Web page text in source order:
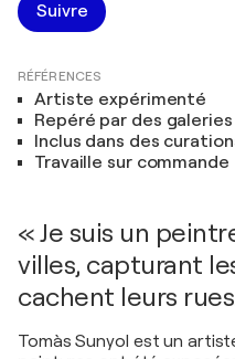
Suivre
RÉFÉRENCES
Artiste expérimenté
Repéré par des
Inclus dans des
Travaille sur commande
« Je suis un
villes, capturant
cachent leurs
Tomàs Sunyol est un